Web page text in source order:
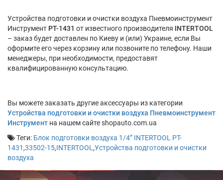
Устройства подготовки и очистки воздуха Пневмоинструмент
Инструмент PT-1431 от известного производителя INTERTOOL
– заказ будет доставлен по Киеву и (или) Украине, если Вы
оформите его через корзину или позвоните по телефону. Наши
менеджеры, при необходимости, предоставят
квалифицированную консультацию.
Вы можете заказать другие аксессуары из категории
Устройства подготовки и очистки воздуха Пневмоинструмент
Инструмент на нашем сайте shopauto.com.ua
Теги: Блок подготовки воздуха 1/4” INTERTOOL PT-
1431 ,33502-15,INTERTOOL ,Устройства подготовки и очистки
воздуха